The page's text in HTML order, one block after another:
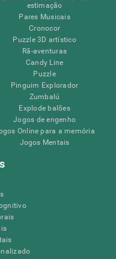
estimação
Pares Musicais
Cronocor
Puzzle 3D artístico
Rã-aventuras
Candy Line
Puzzle
Pinguim Explorador
Zumbalú
Explode balões
Jogos de engenho
Online para a memória
Jogos Mentais